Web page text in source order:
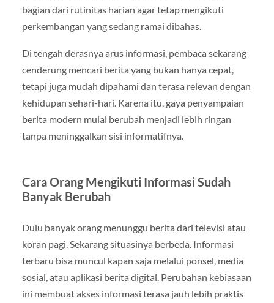
bagian dari rutinitas harian agar tetap mengikuti
perkembangan yang sedang ramai dibahas.
Di tengah derasnya arus informasi, pembaca sekarang
cenderung mencari berita yang bukan hanya cepat,
tetapi juga mudah dipahami dan terasa relevan dengan
kehidupan sehari-hari. Karena itu, gaya penyampaian
berita modern mulai berubah menjadi lebih ringan
tanpa meninggalkan sisi informatifnya.
Cara Orang Mengikuti Informasi Sudah
Banyak Berubah
Dulu banyak orang menunggu berita dari televisi atau
koran pagi. Sekarang situasinya berbeda. Informasi
terbaru bisa muncul kapan saja melalui ponsel, media
sosial, atau aplikasi berita digital. Perubahan kebiasaan
ini membuat akses informasi terasa jauh lebih praktis